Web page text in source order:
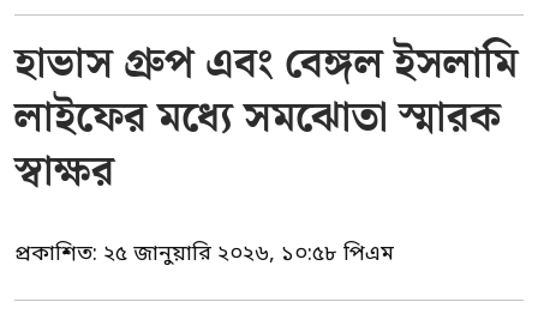
হাভাস গ্রুপ এবং বেঙ্গল ইসলামি
লাইফের মধ্যে সমঝোতা স্মারক
স্বাক্ষর
প্রকাশিত: ২৫ জানুয়ারি ২০২৬, ১০:৫৮ পিএম